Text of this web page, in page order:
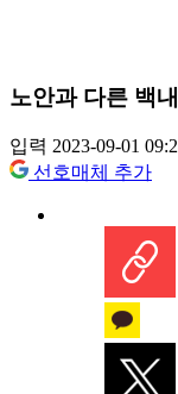
노안과 다른 백
입력 2023-09-01
선호매체 추가